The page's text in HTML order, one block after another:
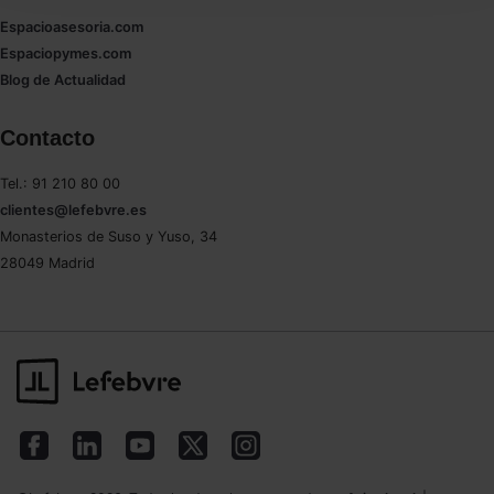
navegador. Si no seleccionas ninguna utilizaremos
las que sean indispensables para la navegación.
Espacioasesoria.com
Espaciopymes.com
Blog de Actualidad
Contacto
Tel.: 91 210 80 00
clientes@lefebvre.es
Monasterios de Suso y Yuso, 34
28049 Madrid